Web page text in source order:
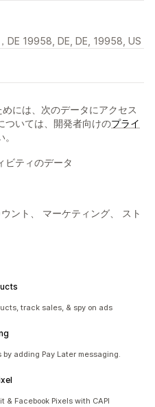
DE 19958, DE, DE, 19958, US
には、次のデータにアクセス
ついては、開発者向けのプライ
ビティのデータ
ント、 マーケティング、 スト
track sales, & spy on ads
adding Pay Later messaging.
& Facebook Pixels with CAPI